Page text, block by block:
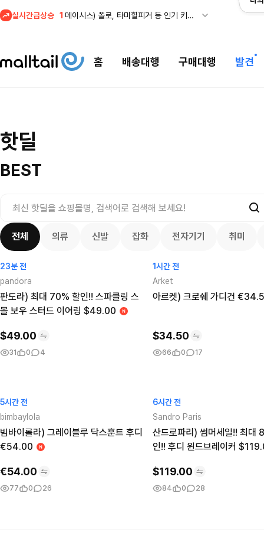
실시간급상승 1
메이시스) 폴로, 타미힐피거 등 인기 키즈 브랜드 최대 50% 할인!
홈 배송대행 구매대행 발견
핫딜
BEST
브랜드 최대 50% 할인!
$24.75
전체 의류 신발 잡화 전자기기 취미
23분 전
pandora
판도라) 최대 70% 할인!! 스파클링 스
몰 보우 스터드 이어링 $49.00
$49.00
31 0 4
1시간 전
Arket
아르켓) 크로쉐 가디건
$34.50
66 0 17
5시간 전
bimbaylola
빔바이롤라) 그레이블루 닥스훈트 후디
€54.00
€54.00
77 0 26
6시간 전
Sandro Paris
산드로파리) 썸머세일!! 최대
인!! 후디 윈드브레이커
$119.00
84 0 28